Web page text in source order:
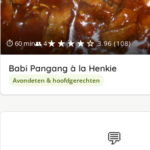
⏱ 60 min👥 4★★★★☆ 3.96 (108)
Babi Pangang à la Henkie
Avondeten & hoofdgerechten
💬